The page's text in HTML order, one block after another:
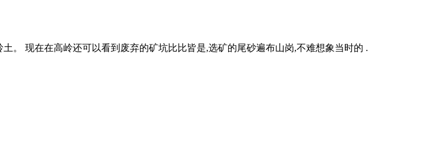
。 现在在高岭还可以看到废弃的矿坑比比皆是,选矿的尾砂遍布山岗,不难想象当时的 .